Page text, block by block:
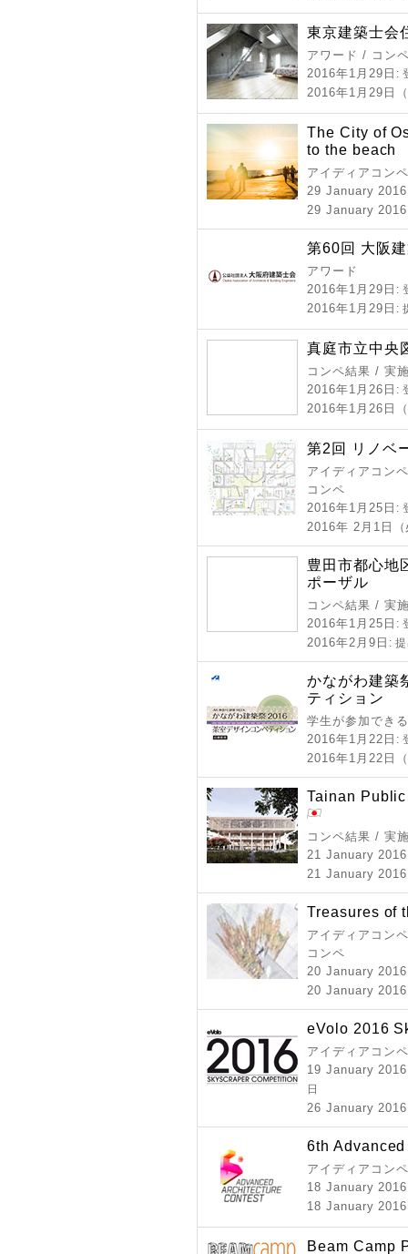
東京建築士会
アワード / コン
2016年1月29日 :
2016年1月29日
The City of
to the beach
アイディアコンペ
29 January 2016
29 January
第60回 大阪
アワード
2016年1月29日 :
2016年1月29日 :
真庭市立中央
コンペ結果 / 実
2016年1月26日 :
2016年1月26日
第2回 リノベ
アイディアコン
コンペ
2016年1月25日 :
2016年 2月1日（
豊田市都心地
ポーザル
コンペ結果 / 実
2016年1月25日 :
2016年2月9日 :
かながわ建
ティション
学生が参加でき
2016年1月22日 :
2016年1月22日
Tainan
コンペ結果 / 実
21 January 2016
21 January 2016
Treasures of
アイディアコン
コンペ
20 January 2016
20 January
eVolo 2016
アイディアコン
19 January
日
26 January
6th
アイディアコン
18 January 2016
18 January
Beam Camp